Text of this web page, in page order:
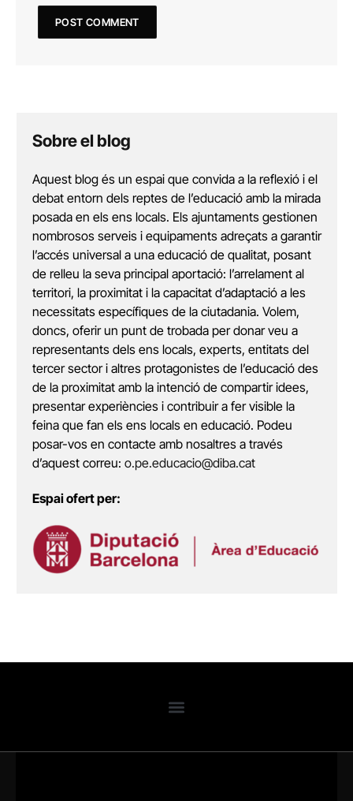
Sobre el blog
Aquest blog és un espai que convida a la reflexió i el
debat entorn dels reptes de l’educació amb la mirada
posada en els ens locals. Els ajuntaments gestionen
nombrosos serveis i equipaments adreçats a garantir
l’accés universal a una educació de qualitat, posant
de relleu la seva principal aportació: l’arrelament al
territori, la proximitat i la capacitat d’adaptació a les
necessitats específiques de la ciutadania. Volem,
doncs, oferir un punt de trobada per donar veu a
representants dels ens locals, experts, entitats del
tercer sector i altres protagonistes de l’educació des
de la proximitat amb la intenció de compartir idees,
presentar experiències i contribuir a fer visible la
feina que fan els ens locals en educació. Podeu
posar-vos en contacte amb nosaltres a través
d’aquest correu: o.pe.educacio@diba.cat
Espai ofert per: